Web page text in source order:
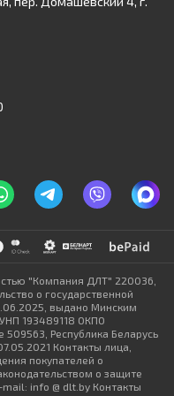
"Компания ДЛТ" 220036,
о государственной
выдано Минским
193489118 ОКПО
Республика Беларусь
Контакты лица,
покупателей о
о защите
info @ dlt.by Контакты